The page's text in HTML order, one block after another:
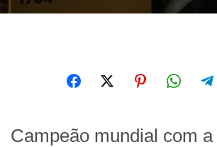
Campeão mundial com